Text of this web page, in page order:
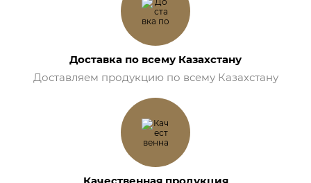
Доставка по всему Казахстану
Доставляем продукцию по всему Казахстану